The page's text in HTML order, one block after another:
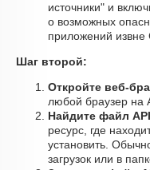
источники" и
о возможных
приложений извне
Шаг второй:
Откройте веб-
любой браузер на
Найдите файл
ресурс, где
установить.
загрузок или в